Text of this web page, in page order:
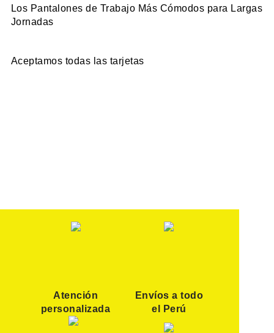
Los Pantalones de Trabajo Más Cómodos para Largas
Jornadas
Aceptamos todas las tarjetas
Atención
personalizada
Envíos a todo
el Perú